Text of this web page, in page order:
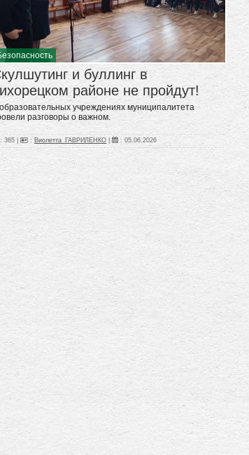
и буллинг в
районе не пройдут!
учреждениях муниципалитета
разговоры о важном.
: 365 | : Виолетта_ГАВРИЛЕНКО | :05.06.2026